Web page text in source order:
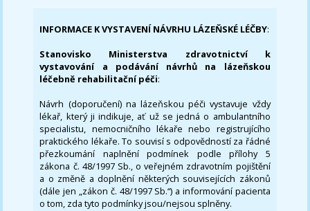
INFORMACE K VYSTAVENÍ NÁVRHU LÁZEŇSKÉ LÉČBY:
Stanovisko Ministerstva zdravotnictví k
vystavování a podávání návrhů na lázeňskou
léčebně rehabilitační péči:
Návrh (doporučení) na lázeňskou péči vystavuje vždy
lékař, který ji indikuje, ať už se jedná o ambulantního
specialistu, nemocničního lékaře nebo registrujícího
praktického lékaře. To souvisí s odpovědností za řádné
přezkoumání naplnění podmínek podle přílohy 5
zákona č. 48/1997 Sb., o veřejném zdravotním pojištění
a o změně a doplnění některých souvisejících zákonů
(dále jen „zákon č. 48/1997 Sb.“) a informování pacienta
o tom, zda tyto podmínky jsou/nejsou splněny.